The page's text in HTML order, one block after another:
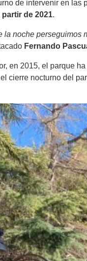
de intervenir en
partir de 2021.
noche
Fernando
en 2015, el parque
cierre nocturno del